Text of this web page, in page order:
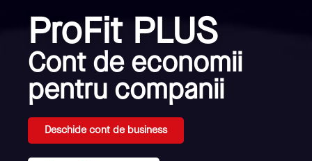
ProFit PLUS
Cont de economii
pentru companii
Deschide cont de business